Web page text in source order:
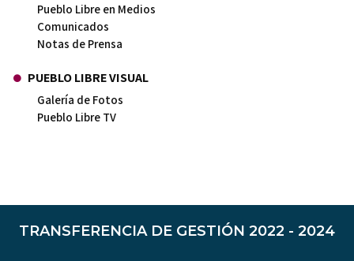
Pueblo Libre en Medios
Comunicados
Notas de Prensa
PUEBLO LIBRE VISUAL
Galería de Fotos
Pueblo Libre TV
TRANSFERENCIA DE GESTIÓN 2022 - 2024